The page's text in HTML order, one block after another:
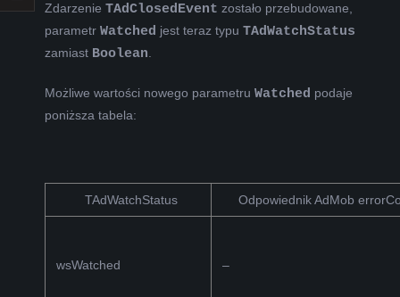
Zdarzenie TAdClosedEvent zostało przebudowane,
parametr Watched jest teraz typu TAdWatchStatus
zamiast Boolean
Możliwe wartości nowego parametru Watched podaje
poniższa tabela:
TAdWatchStatus Odpowiednik AdMob
wsWatched –